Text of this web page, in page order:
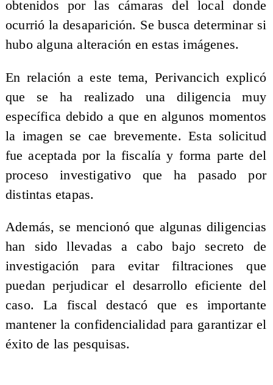
obtenidos por las cámaras del local donde
ocurrió la desaparición. Se busca determinar si
hubo alguna alteración en estas imágenes.
En relación a este tema, Perivancich explicó
que se ha realizado una diligencia muy
específica debido a que en algunos momentos
la imagen se cae brevemente. Esta solicitud
fue aceptada por la fiscalía y forma parte del
proceso investigativo que ha pasado por
distintas etapas.
Además, se mencionó que algunas diligencias
han sido llevadas a cabo bajo secreto de
investigación para evitar filtraciones que
puedan perjudicar el desarrollo eficiente del
caso. La fiscal destacó que es importante
mantener la confidencialidad para garantizar el
éxito de las pesquisas.